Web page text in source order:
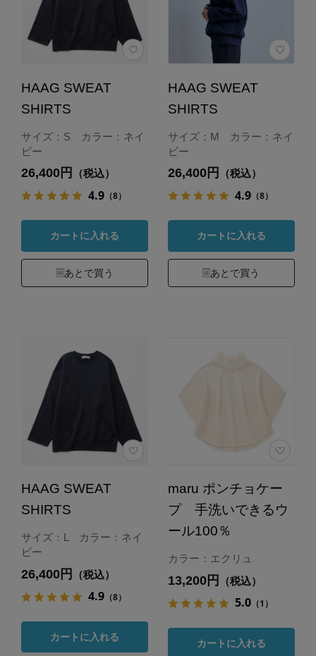
HAAG SWEAT
SHIRTS
サイズ：S カラー：ネイ
ビー
26,400円 （税込）
4.9（8）
カートに入れる
あとで買う
HAAG SWEAT
SHIRTS
サイズ：M カラー：ネイ
ビー
26,400円 （税込）
4.9（8）
カートに入れる
あとで買う
HAAG SWEAT
SHIRTS
サイズ：L カラー：ネイ
ビー
26,400円 （税込）
4.9（8）
カートに入れる
maru ポンチョケー
プ 手洗いできるウ
ール100％
カラー：エクリュ
13,200円 （税込）
5.0（1）
カートに入れる